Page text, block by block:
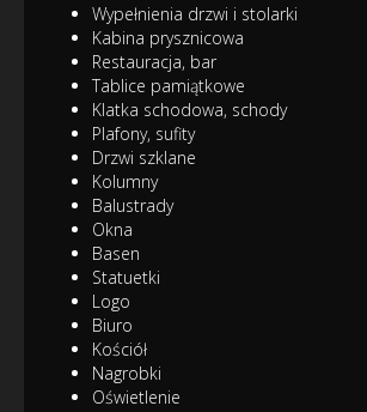
Wypełnienia drzwi i stolarki
Kabina prysznicowa
Restauracja, bar
Tablice pamiątkowe
Klatka schodowa, schody
Plafony, sufity
Drzwi szklane
Kolumny
Balustrady
Okna
Basen
Statuetki
Logo
Biuro
Kościół
Nagrobki
Oświetlenie